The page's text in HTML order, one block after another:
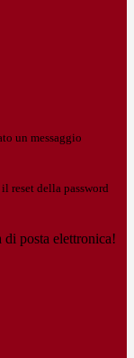
un messaggio
reset della password
posta elettronica!